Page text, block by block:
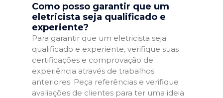
Como posso garantir que um
eletricista seja qualificado e
experiente?
Para garantir que um eletricista seja
qualificado e experiente, verifique suas
certificações e comprovação de
experiência através de trabalhos
anteriores. Peça referências e verifique
avaliações de clientes para ter uma ideia